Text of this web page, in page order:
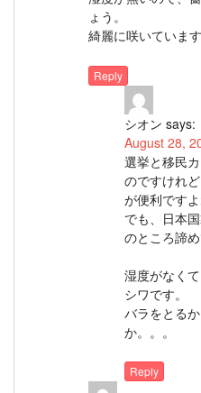
ょう。
綺麗に咲いています
Reply
シオン says:
August 28,
選挙と移民
のですけれ
が便利ですよ
でも、日本
のところ諦め
湿度がなく
シワです。
バラをとる
か。。。
Reply